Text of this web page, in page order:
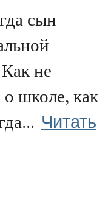
сын
не
школе, как
Читать